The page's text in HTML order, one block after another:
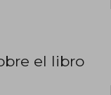
el libro